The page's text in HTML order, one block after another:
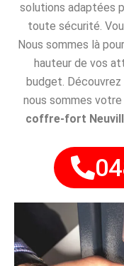
solutions adaptées
toute sécurité.
Nous sommes là
hauteur de vos
budget. Découvrez
nous sommes
coffre-fort